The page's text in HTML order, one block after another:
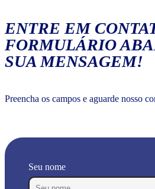
ENTRE EM
FORMULÁRIO
SUA MENSAGEM!
Preencha os campos e aguarde nosso
Seu nome